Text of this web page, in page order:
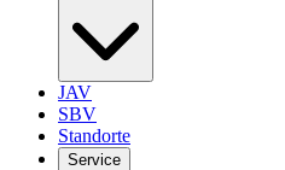
JAV
SBV
Standorte
Service